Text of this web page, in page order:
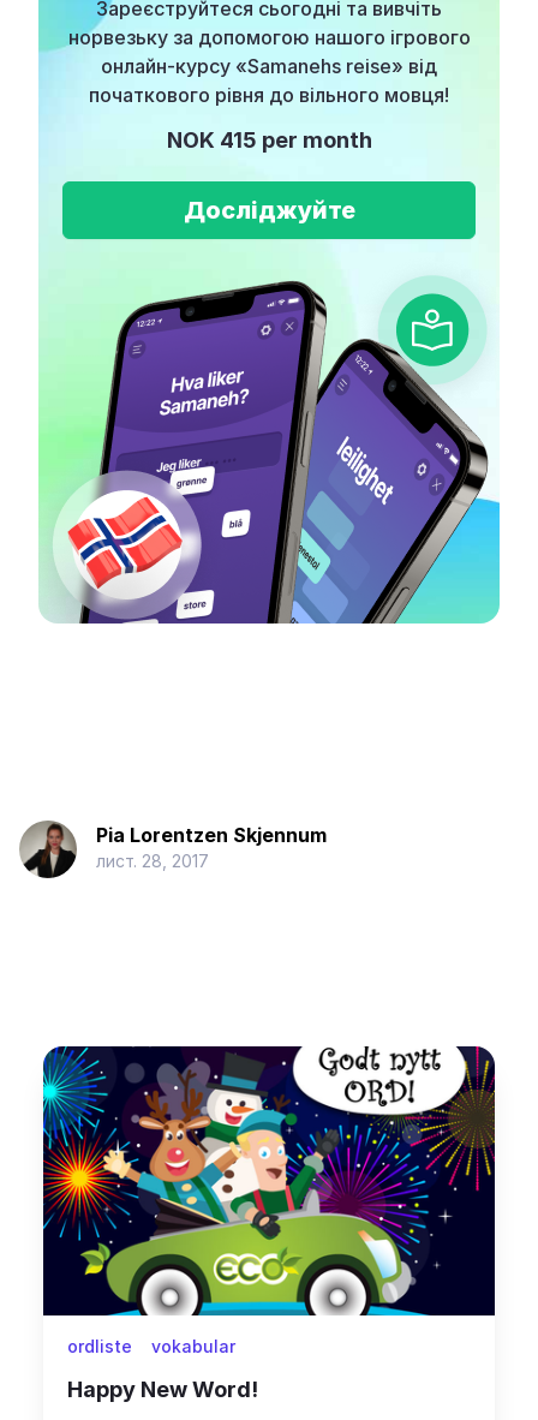
Зареєструйтеся сьогодні та вивчіть
норвезьку за допомогою нашого ігрового
онлайн-курсу «Samanehs reise» від
початкового рівня до вільного мовця!
NOK 415 per month
Досліджуйте
Pia Lorentzen Skjennum
лист. 28, 2017
ordliste vokabular
Happy New Word!